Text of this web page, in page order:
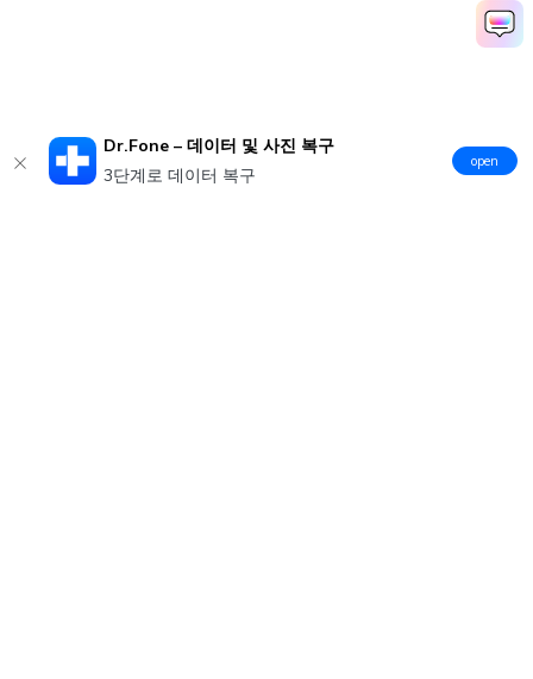
Dr.Fone – 데이터 및 사진 복구
3단계로 데이터 복구
open